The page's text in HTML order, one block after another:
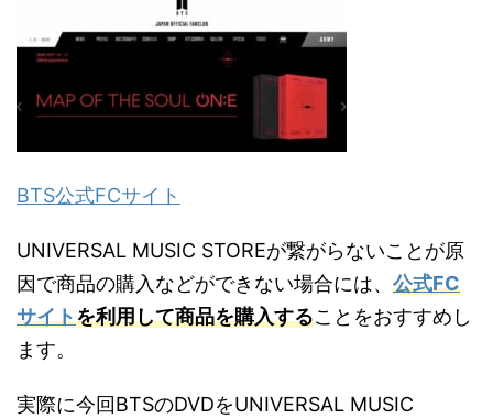
BTS公式FCサイト
UNIVERSAL MUSIC STOREが繋がらないことが原
因で商品の購入などができない場合には、 公式FC
サイトを利用して商品を購入することをおすすめし
ます。
実際に今回BTSのDVDをUNIVERSAL MUSIC